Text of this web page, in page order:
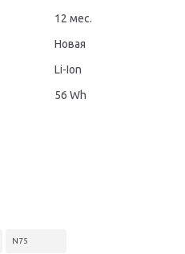
12 мес.
Новая
Li-Ion
56 Wh
N75